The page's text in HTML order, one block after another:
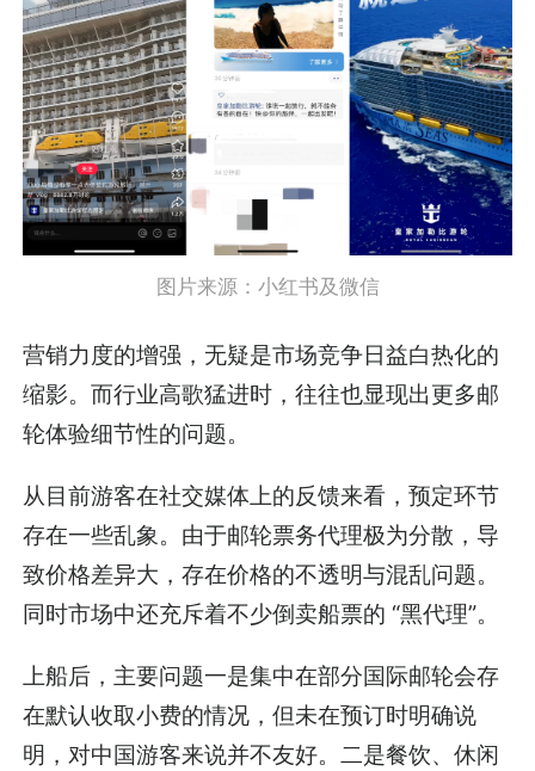
图片来源：小红书及微信
营销力度的增强，无疑是市场竞争日益白热化的
缩影。而行业高歌猛进时，往往也显现出更多邮
轮体验细节性的问题。
从目前游客在社交媒体上的反馈来看，预定环节
存在一些乱象。由于邮轮票务代理极为分散，导
致价格差异大，存在价格的不透明与混乱问题。
同时市场中还充斥着不少倒卖船票的 “黑代理”。
上船后，主要问题一是集中在部分国际邮轮会存
在默认收取小费的情况，但未在预订时明确说
明，对中国游客来说并不友好。二是餐饮、休闲